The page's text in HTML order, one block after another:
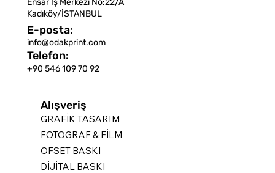
Alışveriş
GRAFİK TASARIM
FOTOGRAF & FİLM
OFSET BASKI
DİJİTAL BASKI
Ensar İş Merkezi No:22/A
Kadıköy/İSTANBUL
E-posta:
info@odakprint.com
Telefon:
+90 546 109 70 92